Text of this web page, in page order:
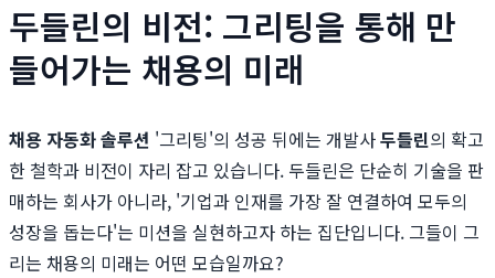
두들린의 비전: 그리팅을 통해 만
들어가는 채용의 미래
채용 자동화 솔루션 '그리팅'의 성공 뒤에는 개발사두들린의 확고
한 철학과 비전이 자리 잡고 있습니다. 두들린은 단순히 기술을 판
매하는 회사가 아니라, '기업과 인재를 가장 잘 연결하여 모두의
성장을 돕는다'는 미션을 실현하고자 하는 집단입니다. 그들이 그
리는 채용의 미래는 어떤 모습일까요?